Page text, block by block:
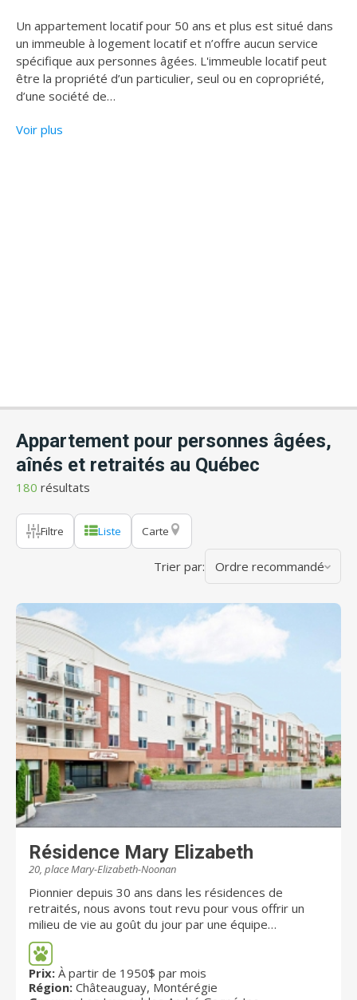
Un appartement locatif pour 50 ans et plus est situé dans
un immeuble à logement locatif et n’offre aucun service
spécifique aux personnes âgées. L'immeuble locatif peut
être la propriété d’un particulier, seul ou en copropriété,
d’une société de…
Voir plus
Appartement pour personnes âgées,
aînés et retraités au Québec
180 résultats
Filtre Liste Carte
Trier par: Ordre recommandé
Résidence Mary Elizabeth
20, place Mary-Elizabeth-Noonan
Pionnier depuis 30 ans dans les résidences de
retraités, nous avons tout revu pour vous offrir un
milieu de vie au goût du jour par une équipe
professionnelle. Un concept qui propose un choix de
121 appartements où le traitement des espaces est
unique et innovant. LA SÉCURITÉ Résidence certifiée
avec les normes recommandées, gicleurs dans tous
Prix: À partir de 1950$ par mois
Région: Châteauguay, Montérégie